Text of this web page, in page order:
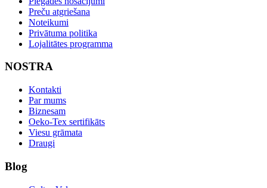
Preču atgriešana
Noteikumi
Privātuma politika
Lojalitātes programma
NOSTRA
Kontakti
Par mums
Biznesam
Oeko-Tex sertifikāts
Viesu grāmata
Draugi
Blog